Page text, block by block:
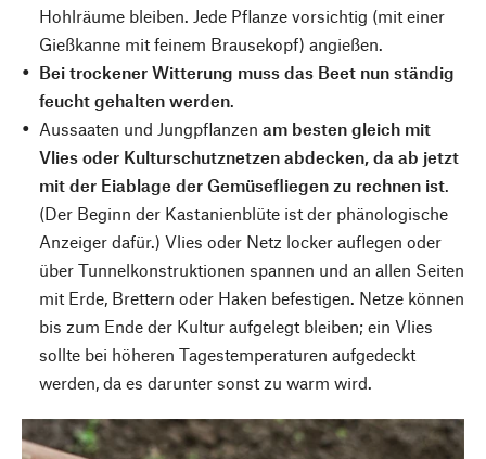
Hohlräume bleiben. Jede Pflanze vorsichtig (mit einer
Gießkanne mit feinem Brausekopf) angießen.
Bei trockener Witterung muss das Beet nun ständig
feucht gehalten werden.
Aussaaten und Jungpflanzen am besten gleich mit
Vlies oder Kulturschutznetzen abdecken, da ab jetzt
mit der Eiablage der Gemüsefliegen zu rechnen ist.
(Der Beginn der Kastanienblüte ist der phänologische
Anzeiger dafür.) Vlies oder Netz locker auflegen oder
über Tunnelkonstruktionen spannen und an allen Seiten
mit Erde, Brettern oder Haken befestigen. Netze können
bis zum Ende der Kultur aufgelegt bleiben; ein Vlies
sollte bei höheren Tagestemperaturen aufgedeckt
werden, da es darunter sonst zu warm wird.